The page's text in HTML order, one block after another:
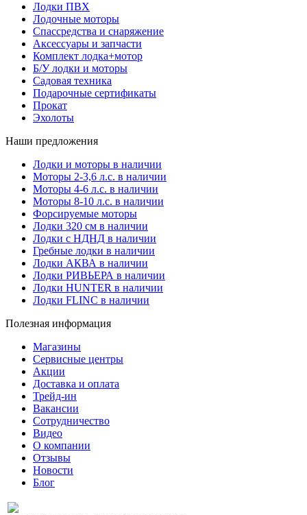
Лодки ПВХ
Лодочные моторы
Спассредства и снаряжение
Аксессуары и запчасти
Комплект лодка+мотор
Б/У лодки и моторы
Садовая техника
Подарочные сертификаты
Прокат
Эхолоты
Наши предложения
Лодки и моторы в наличии
Моторы 2-3,6 л.с. в наличии
Моторы 4-6 л.с. в наличии
Моторы 8-10 л.с. в наличии
Форсируемые моторы
Лодки 320 см в наличии
Лодки с НДНД в наличии
Гребные лодки в наличии
Лодки АКВА в наличии
Лодки РИВЬЕРА в наличии
Лодки HUNTER в наличии
Лодки FLINC в наличии
Полезная информация
Магазины
Сервисные центры
Акции
Доставка и оплата
Трейд-ин
Вакансии
Сотрудничество
Видео
О компании
Отзывы
Новости
Блог